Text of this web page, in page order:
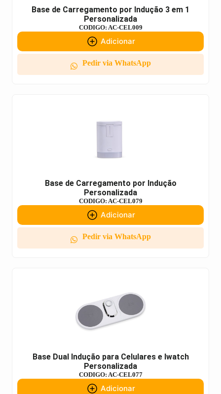
Base de Carregamento por Indução 3 em 1
Personalizada
CODIGO: AC-CEL009
Adicionar
Pedir via WhatsApp
Base de Carregamento por Indução
Personalizada
CODIGO: AC-CEL079
Adicionar
Pedir via WhatsApp
Base Dual Indução para Celulares e Iwatch
Personalizada
CODIGO: AC-CEL077
Adicionar